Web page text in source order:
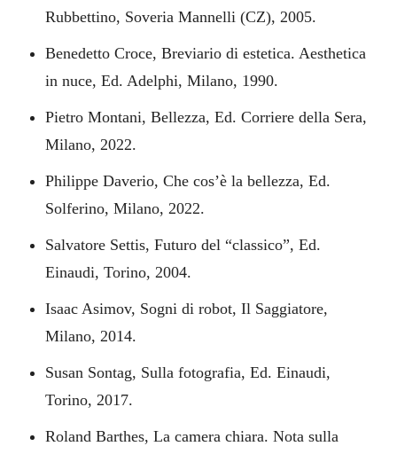
RITRATTO IN ROSA COME UNA PUTTANA DI EGON SCHIELE (2023),
Rubbettino, Soveria Mannelli (CZ), 2005.
Benedetto Croce, Breviario di estetica. Aesthetica
in nuce, Ed. Adelphi, Milano, 1990.
Pietro Montani, Bellezza, Ed. Corriere della Sera,
Milano, 2022.
Philippe Daverio, Che cos’è la bellezza, Ed.
Solferino, Milano, 2022.
Salvatore Settis, Futuro del “classico”, Ed.
Einaudi, Torino, 2004.
Isaac Asimov, Sogni di robot, Il Saggiatore,
Milano, 2014.
Susan Sontag, Sulla fotografia, Ed. Einaudi,
Torino, 2017.
Roland Barthes, La camera chiara. Nota sulla